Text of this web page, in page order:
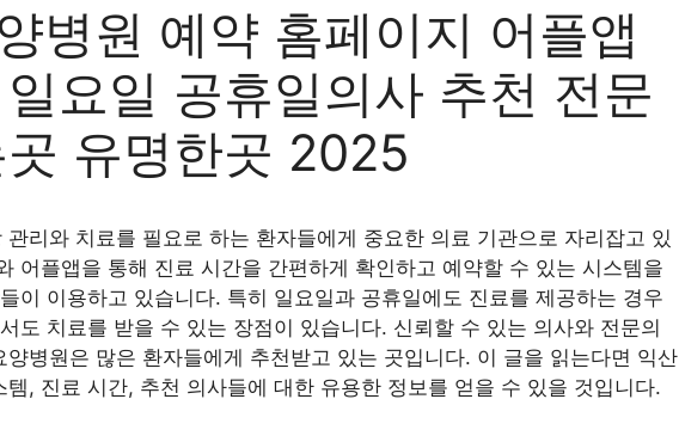
병원 예약 홈페이지 어플앱
요일 공휴일의사 추천 전문
유명한곳 2025
리와 치료를 필요로 하는 환자들에게 중요한 의료 기관으로 자리잡고 있
어플앱을 통해 진료 시간을 간편하게 확인하고 예약할 수 있는 시스템을
이 이용하고 있습니다. 특히 일요일과 공휴일에도 진료를 제공하는 경우
도 치료를 받을 수 있는 장점이 있습니다. 신뢰할 수 있는 의사와 전문의
양병원은 많은 환자들에게 추천받고 있는 곳입니다. 이 글을 읽는다면 익산
템, 진료 시간, 추천 의사들에 대한 유용한 정보를 얻을 수 있을 것입니다.